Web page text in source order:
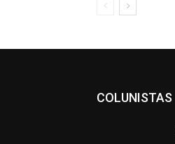
COLUNISTAS